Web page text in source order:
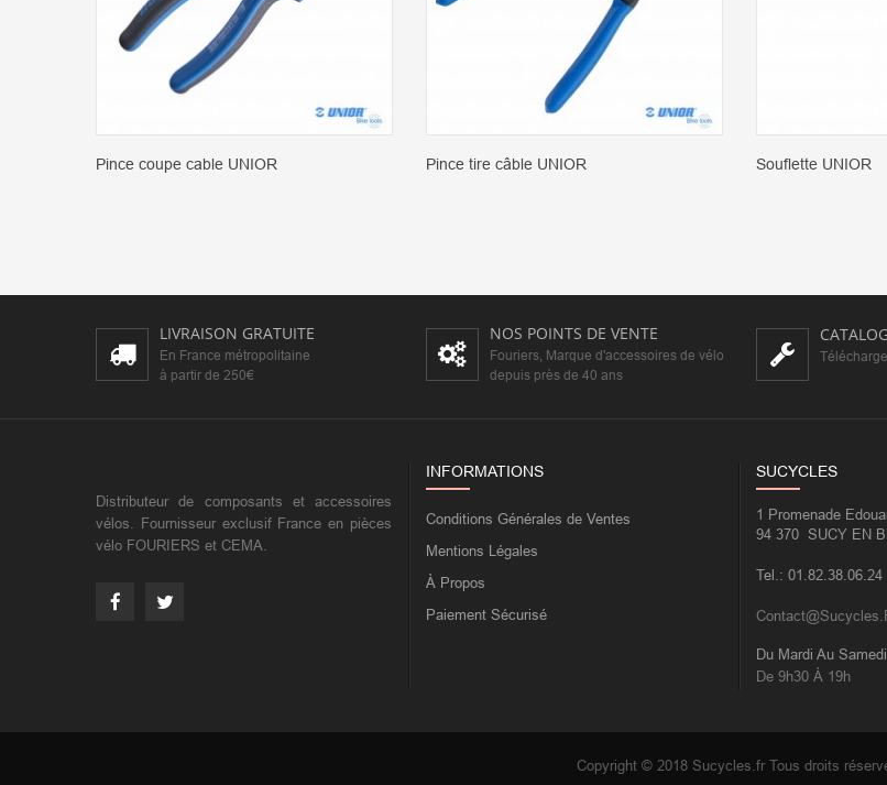
Pince coupe cable UNIOR Pince tire câble UNIOR Souflette UNIOR
LIVRAISON GRATUITE
En France métropolitaine
à partir de 250€
NOS POINTS DE VENTE
Fouriers, Marque d'accessoires de vélo
depuis près de 40 ans
Distributeur de composants et accessoires
vélos. Fournisseur exclusif France en pièces
vélo FOURIERS et CEMA.
INFORMATIONS
Conditions Générales de Ventes
Mentions Légales
À Propos
Paiement Sécurisé
SUCYCLES
1 Promenade
94 370 SUCY EN
Tel.: 01.82.38.06.24
Du Mardi Au Samedi
De 9h30 À 19h
Copyright © 2018 Sucycles.fr Tous droits